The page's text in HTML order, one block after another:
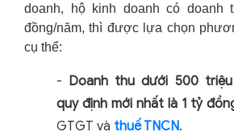
doanh, hộ kinh doanh có doanh
đồng/năm, thì được lựa chọn
cụ thể:
- Doanh thu dưới 500
quy định mới nhất là 1 tỷ
GTGT và thuế TNCN.